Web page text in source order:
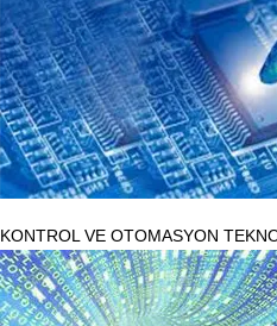
KONTROL VE OTOMASYON